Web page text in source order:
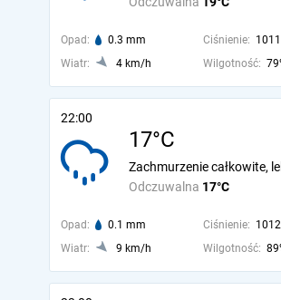
Opad: 0.3 mm Ciśnienie:
Wiatr:
4 km/h Wilgotność:
22:00
17°C
Odczuwalna 17°C
Zachmurzenie całkowite,
Opad: 0.1 mm Ciśnienie:
Wiatr:
9 km/h Wilgotność: